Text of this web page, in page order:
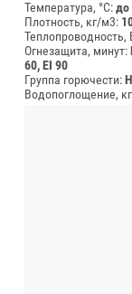
Температура, °C:до
Плотность, кг/м3:
Теплопроводность,
Огнезащита, минут:
60, EI 90
Группа горючести:
Водопоглощение,